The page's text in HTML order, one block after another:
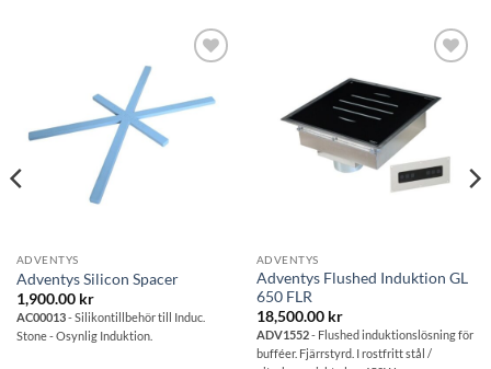
önskelistan
ADVENTYS
Adventys Silicon Spacer
1,900.00 kr
AC00013- Silikontillbehör till Induc.
Stone - Osynlig Induktion.
önskelistan
ADVENTYS
Adventys Flushed Induktion GL
650 FLR
18,500.00 kr
ADV1552- Flushed induktionslösning för
bufféer. Fjärrstyrd. I rostfritt stål /